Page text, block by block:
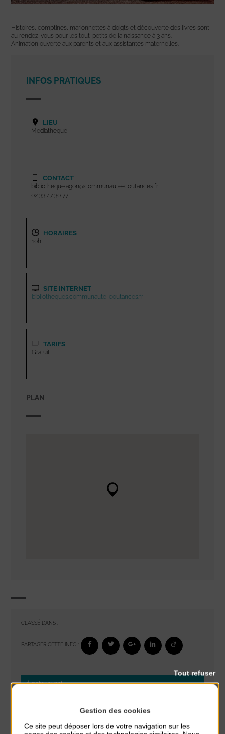
Histoires, comptines, marionnettes à doigts et découverte des livres sont
au rendez-vous pour les tout-petits de la naissance à 3 ans.
Animation ouverte aux parents et aux assistantes maternelles.
INFOS PRATIQUES
LIEU
Mediathèque
CONTACT
bibliotheque.agon@communaute-coutances.fr
02 33 47 30 77
HORAIRES
10h
SITE INTERNET
bibliotheques.communaute-coutances.fr
TARIFS
Gratuit
PLAN
CLASSÉ DANS :
PARTAGER CETTE INFO :
À noter aussi
Plage du passous
Gestion des cookies
Ce site peut déposer lors de votre navigation sur les
Tout refuser